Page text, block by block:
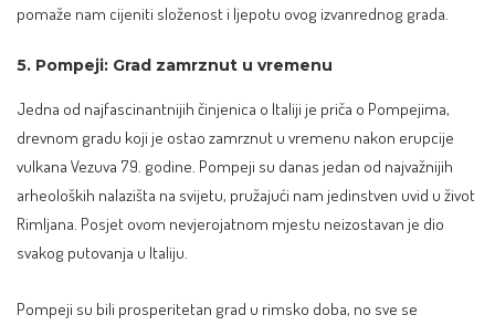
pomaže nam cijeniti složenost i ljepotu ovog izvanrednog grada.
5. Pompeji: Grad zamrznut u vremenu
Jedna od najfascinantnijih činjenica o Italiji je priča o Pompejima,
drevnom gradu koji je ostao zamrznut u vremenu nakon erupcije
vulkana Vezuva 79. godine. Pompeji su danas jedan od najvažnijih
arheoloških nalazišta na svijetu, pružajući nam jedinstven uvid u život
Rimljana. Posjet ovom nevjerojatnom mjestu neizostavan je dio
svakog putovanja u Italiju.
Pompeji su bili prosperitetan grad u rimsko doba, no sve se